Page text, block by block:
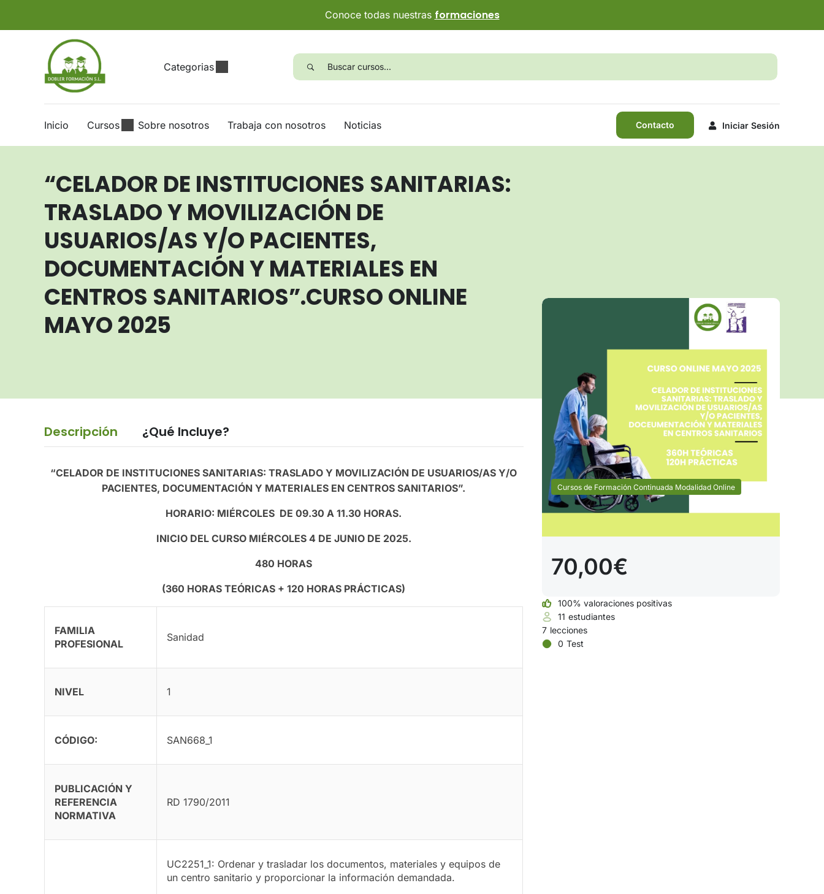
Conoce todas nuestras formaciones
Categorias
Inicio Cursos Sobre nosotros Trabaja con nosotros Noticias Contacto Iniciar Sesión
“CELADOR DE INSTITUCIONES SANITARIAS:
TRASLADO Y MOVILIZACIÓN DE
USUARIOS/AS Y/O PACIENTES,
DOCUMENTACIÓN Y MATERIALES EN
CENTROS SANITARIOS”.CURSO ONLINE
MAYO 2025
Descripción ¿Qué Incluye?
“CELADOR DE INSTITUCIONES SANITARIAS: TRASLADO Y MOVILIZACIÓN DE USUARIOS/AS Y/O
PACIENTES, DOCUMENTACIÓN Y MATERIALES EN CENTROS SANITARIOS”.
HORARIO: MIÉRCOLES DE 09.30 A 11.30 HORAS.
INICIO DEL CURSO MIÉRCOLES 4 DE JUNIO DE 2025.
480 HORAS
(360 HORAS TEÓRICAS + 120 HORAS PRÁCTICAS)
FAMILIA
PROFESIONAL
Sanidad
NIVEL 1
CÓDIGO: SAN668_1
PUBLICACIÓN Y
REFERENCIA
NORMATIVA
RD 1790/2011
UC2251_1: Ordenar y trasladar los documentos, materiales y equipos de
un centro sanitario y proporcionar la información demandada.
Cursos de Formación Continuada Modalidad Online
70,00€
100% valoraciones positivas
11 estudiantes
7 lecciones
0 Test